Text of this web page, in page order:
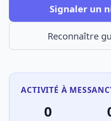
Signaler un
Reconnaître
ACTIVITÉ À
0